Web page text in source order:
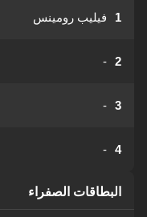
1 فيليب رومينس
2
-
3
-
4
-
البطاقات الصفراء